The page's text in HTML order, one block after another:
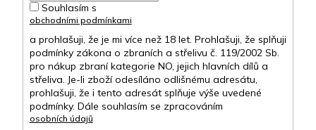
Souhlasím s
obchodními podmínkami
a prohlašuji, že je mi více než 18 let. Prohlašuji, že splňuji
podmínky zákona o zbraních a střelivu č. 119/2002 Sb.
pro nákup zbraní kategorie NO, jejich hlavních dílů a
střeliva. Je-li zboží odesíláno odlišnému adresátu,
prohlašuji, že i tento adresát splňuje výše uvedené
podmínky. Dále souhlasím se zpracováním
osobních údajů